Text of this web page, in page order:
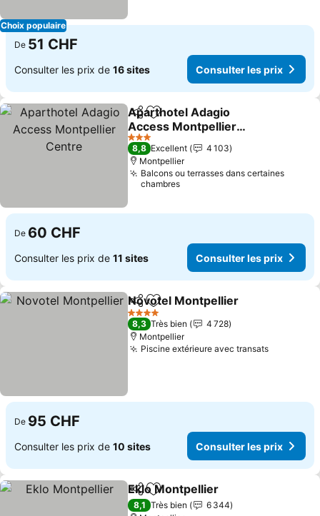
Choix populaire
De 51 CHF
Consulter les prix de 16 sites Consulter les prix
PartagerAjouter à mes favoris
Aparthotel Adagio
Access Montpellier
Centre
Consulter les prix
3 Étoiles
8,8 Excellent
4 103
Montpellier
Balcons ou terrasses dans certaines
chambres
De 60 CHF
Consulter les prix de 11 sites Consulter les prix
PartagerAjouter à mes favoris
Novotel Montpellier
4 Étoiles
8,3 Très bien
4 728
Montpellier
Piscine extérieure avec transats
De 95 CHF
Consulter les prix de 10 sites Consulter les prix
PartagerAjouter à mes favoris
Eklo Montpellier
8,1 Très bien
6 344